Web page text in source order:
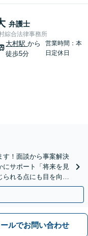
弁護士
綜合法律事務所
大村駅から
徒歩5分
営業時間：本
日定休日
す！面談から事案解決
サポート「将来を見
れる点にも目を向け
相談可】
ールでお問い合わせ